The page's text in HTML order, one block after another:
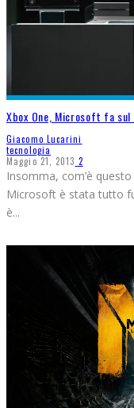
Xbox One, Microsoft fa
Giacomo Lucarini
tecnologia
Maggio 21, 2013 2
Insomma, com’è
Microsoft è stata tutto
è...